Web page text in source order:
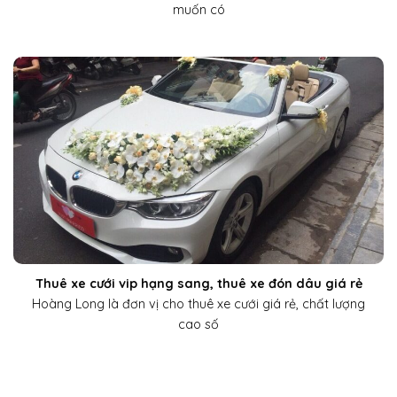
muốn có
Thuê xe cưới vip hạng sang, thuê xe đón dâu giá rẻ
Hoàng Long là đơn vị cho thuê xe cưới giá rẻ, chất lượng
cao số